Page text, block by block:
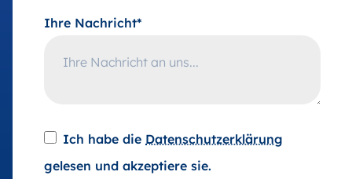
Ihre Nachricht*
Ich habe die Datenschutzerklärung
gelesen und akzeptiere sie.